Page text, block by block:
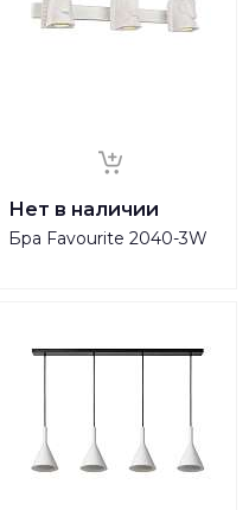
Нет в наличии
Бра Favourite 2040-3W